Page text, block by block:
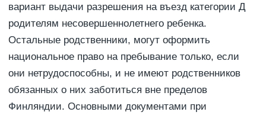
вариант выдачи разрешения на въезд категории Д
родителям несовершеннолетнего ребенка.
Остальные родственники, могут оформить
национальное право на пребывание только, если
они нетрудоспособны, и не имеют родственников
обязанных о них заботиться вне пределов
Финляндии. Основными документами при